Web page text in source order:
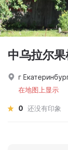
中乌拉尔
г
在地图上显示
0 还没有印象